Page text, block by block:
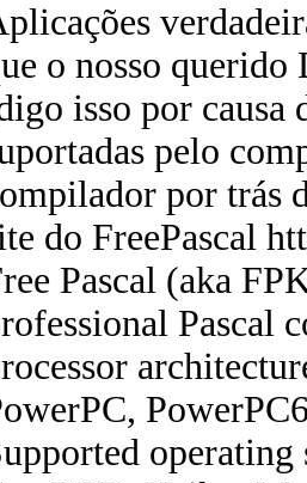
o nosso querido
isso por
pelo
por trás
do FreePascal
Pascal (aka
Pascal